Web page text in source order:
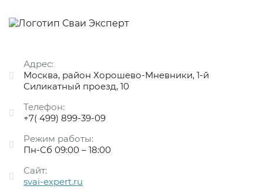
Адрес:
Москва, район Хорошево-Мневники, 1-й
Силикатный проезд, 10
Телефон:
+7( 499) 899-39-09
Режим работы:
Пн-Сб 09:00 – 18:00
Сайт:
svai-expert.ru